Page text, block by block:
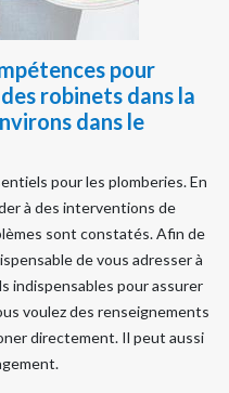
pour
robinets dans la
dans le
pour les plomberies. En
à des interventions de
sont constatés. Afin de
de vous adresser à
indispensables pour assurer
voulez des renseignements
directement. Il peut aussi